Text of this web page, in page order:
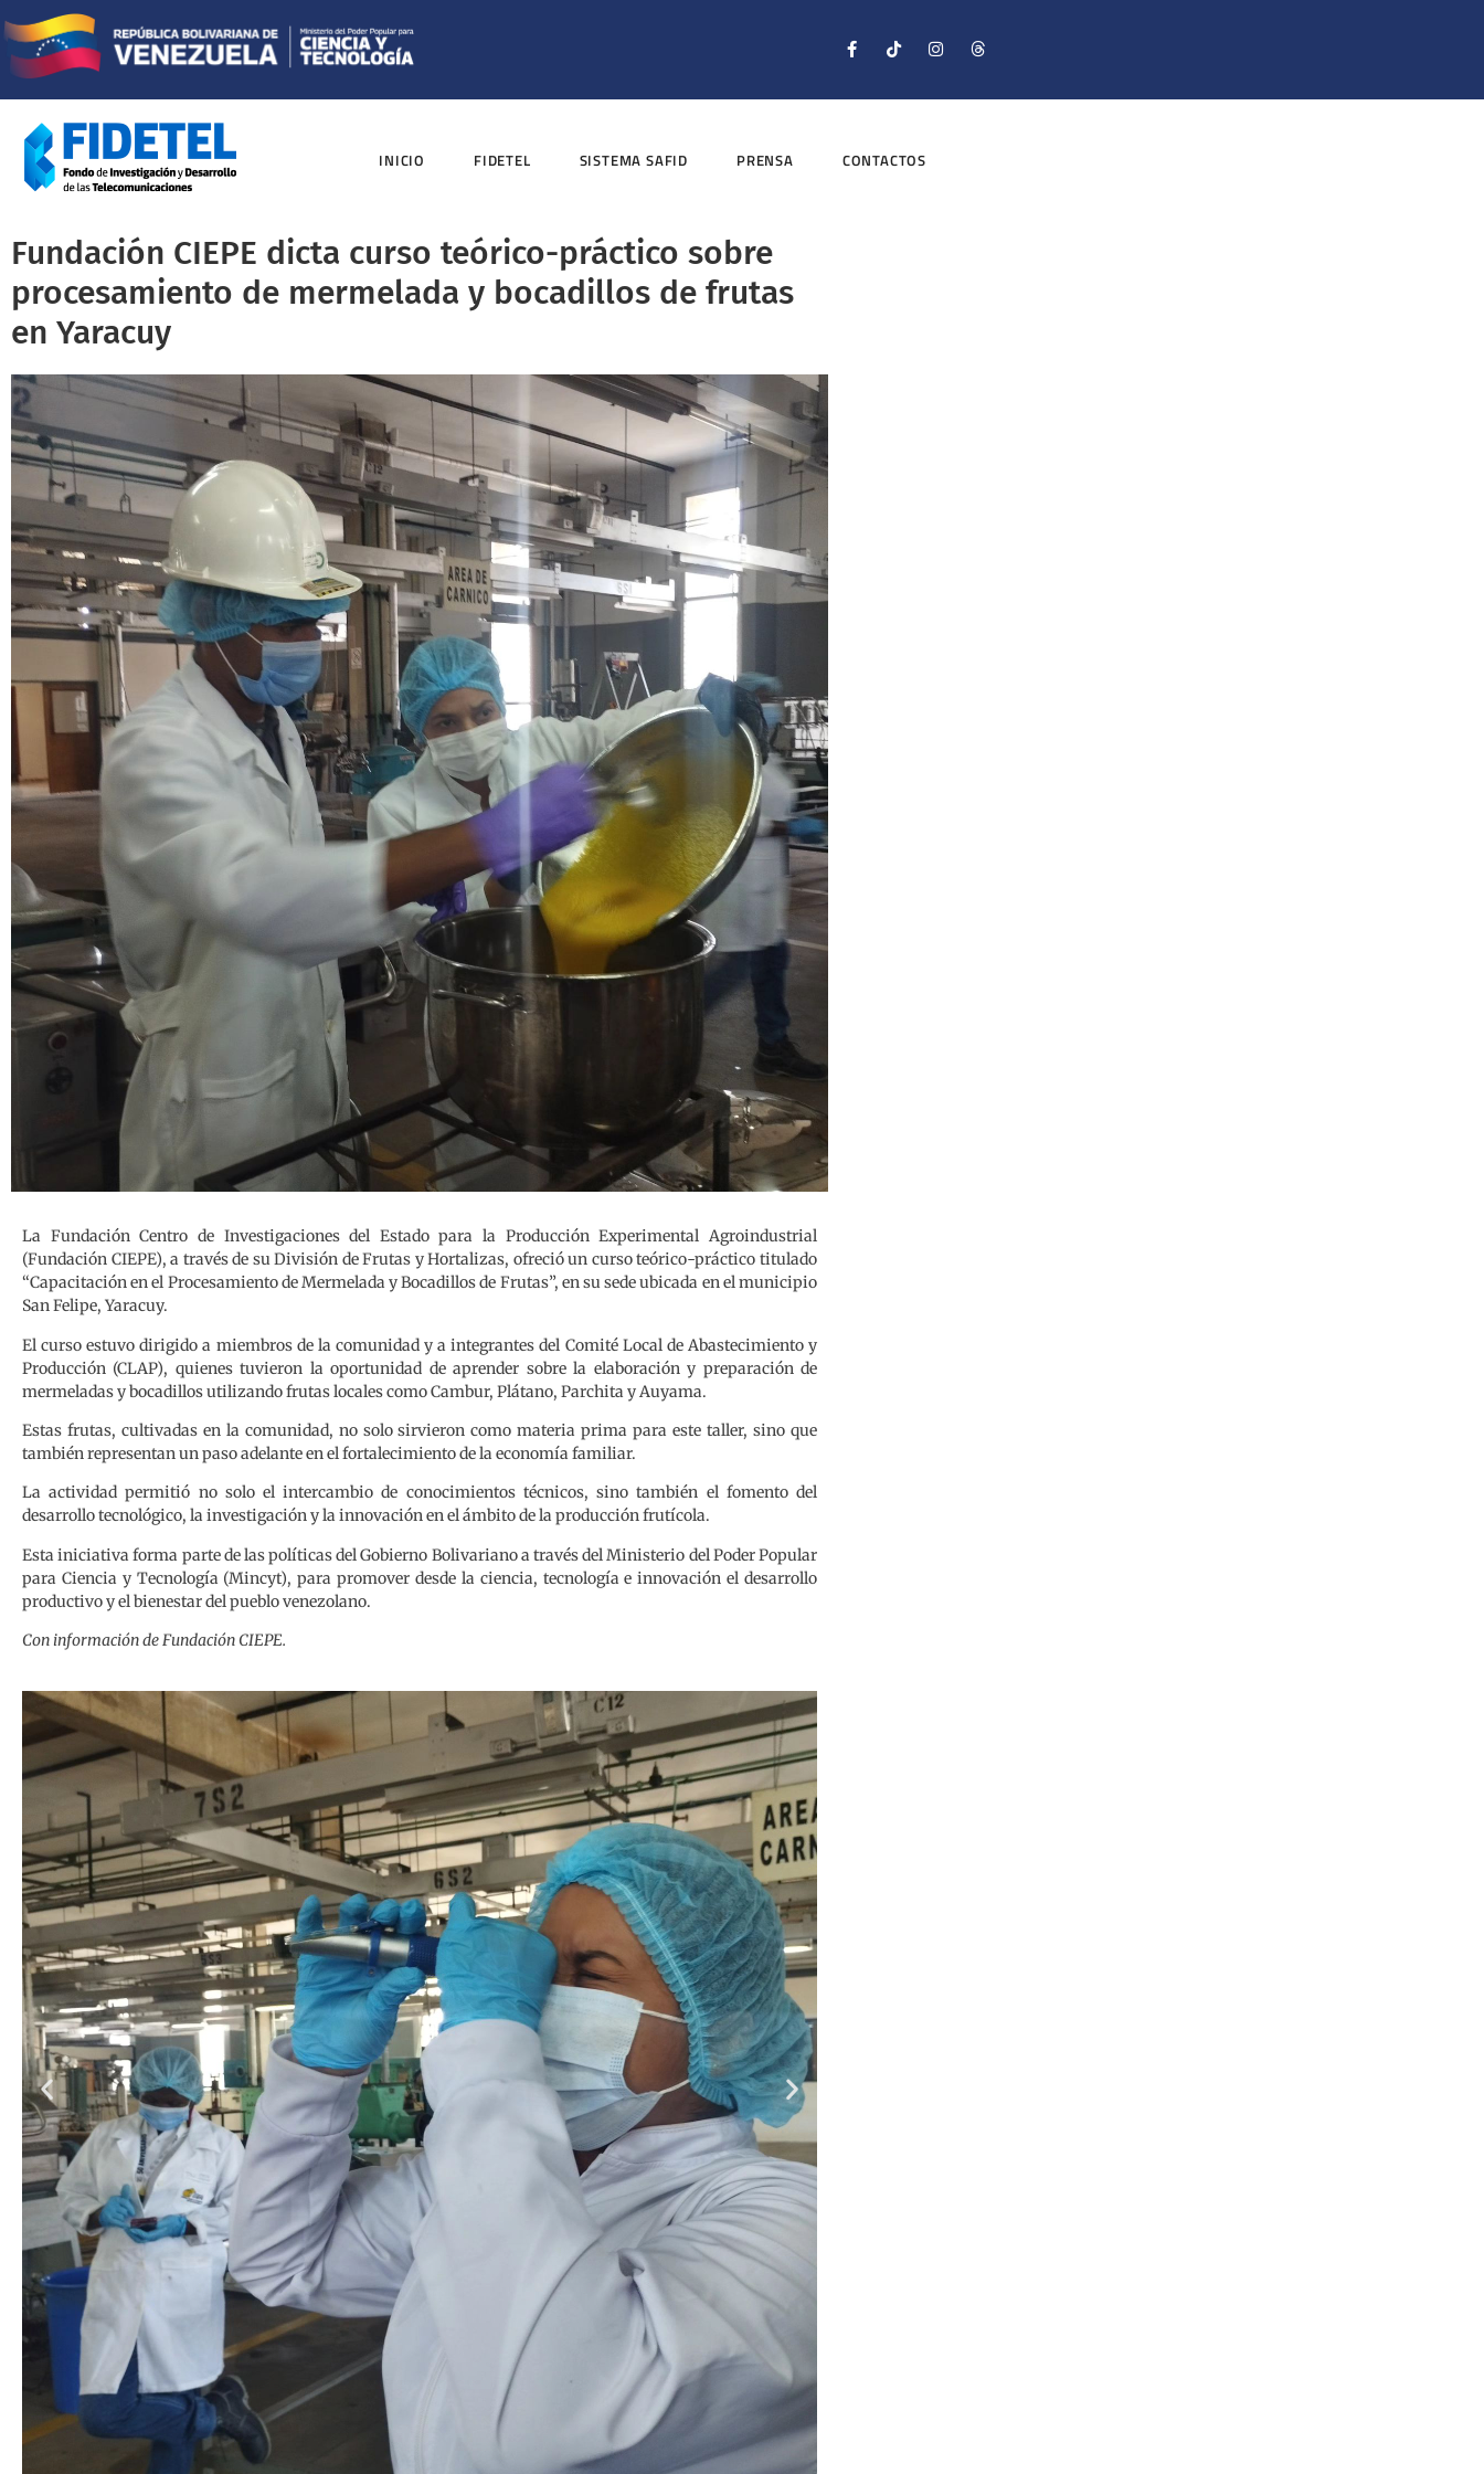
INICIO FIDETEL SISTEMA SAFID PRENSA CONTACTOS
Fundación CIEPE dicta curso teórico-práctico sobre
procesamiento de mermelada y bocadillos de frutas
en Yaracuy
La Fundación Centro de Investigaciones del Estado para la Producción Experimental Agroindustrial
(Fundación CIEPE), a través de su División de Frutas y Hortalizas, ofreció un curso teórico-práctico titulado
“Capacitación en el Procesamiento de Mermelada y Bocadillos de Frutas”, en su sede ubicada en el municipio
San Felipe, Yaracuy.
El curso estuvo dirigido a miembros de la comunidad y a integrantes del Comité Local de Abastecimiento y
Producción (CLAP), quienes tuvieron la oportunidad de aprender sobre la elaboración y preparación de
mermeladas y bocadillos utilizando frutas locales como Cambur, Plátano, Parchita y Auyama.
Estas frutas, cultivadas en la comunidad, no solo sirvieron como materia prima para este taller, sino que
también representan un paso adelante en el fortalecimiento de la economía familiar.
La actividad permitió no solo el intercambio de conocimientos técnicos, sino también el fomento del
desarrollo tecnológico, la investigación y la innovación en el ámbito de la producción frutícola.
Esta iniciativa forma parte de las políticas del Gobierno Bolivariano a través del Ministerio del Poder Popular
para Ciencia y Tecnología (Mincyt), para promover desde la ciencia, tecnología e innovación el desarrollo
productivo y el bienestar del pueblo venezolano.
Con información de Fundación CIEPE.